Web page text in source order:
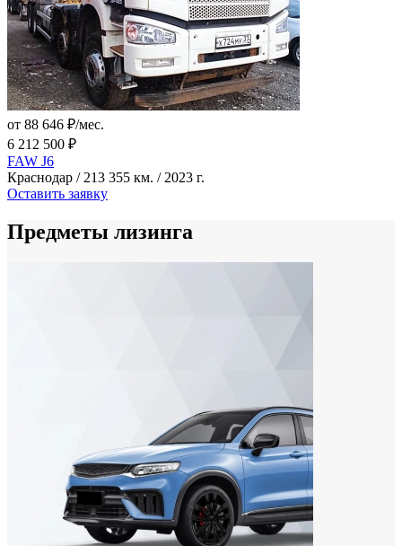
от 88 646 ₽/мес.
6 212 500 ₽
FAW J6
Краснодар / 213 355 км. / 2023 г.
Оставить заявку
Предметы лизинга